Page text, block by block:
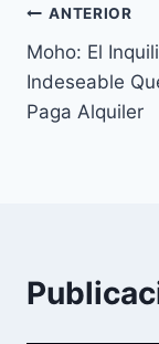
de
entradas
ANTERIOR
Moho: El
Indeseable
Paga Alquiler